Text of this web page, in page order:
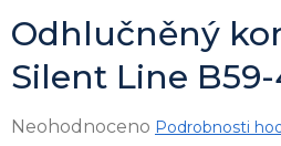
Odhlučněný
Silent Line
Průměrné
Neohodnoceno Podrobnosti